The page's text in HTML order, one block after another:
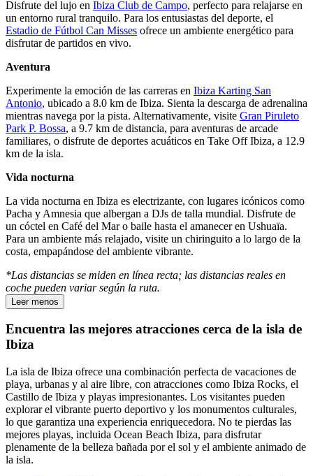
Disfrute del lujo en Ibiza Club de Campo, perfecto para relajarse en
un entorno rural tranquilo. Para los entusiastas del deporte, el
Estadio de Fútbol Can Misses ofrece un ambiente energético para
disfrutar de partidos en vivo.
Aventura
Experimente la emoción de las carreras en Ibiza Karting San
Antonio, ubicado a 8.0 km de Ibiza. Sienta la descarga de adrenalina
mientras navega por la pista. Alternativamente, visite Gran Piruleto
Park P. Bossa, a 9.7 km de distancia, para aventuras de arcade
familiares, o disfrute de deportes acuáticos en Take Off Ibiza, a 12.9
km de la isla.
Vida nocturna
La vida nocturna en Ibiza es electrizante, con lugares icónicos como
Pacha y Amnesia que albergan a DJs de talla mundial. Disfrute de
un cóctel en Café del Mar o baile hasta el amanecer en Ushuaïa.
Para un ambiente más relajado, visite un chiringuito a lo largo de la
costa, empapándose del ambiente vibrante.
*Las distancias se miden en línea recta; las distancias reales en
coche pueden variar según la ruta.
Leer menos
Encuentra las mejores atracciones cerca de la isla de
Ibiza
La isla de Ibiza ofrece una combinación perfecta de vacaciones de
playa, urbanas y al aire libre, con atracciones como Ibiza Rocks, el
Castillo de Ibiza y playas impresionantes. Los visitantes pueden
explorar el vibrante puerto deportivo y los monumentos culturales,
lo que garantiza una experiencia enriquecedora. No te pierdas las
mejores playas, incluida Ocean Beach Ibiza, para disfrutar
plenamente de la belleza bañada por el sol y el ambiente animado de
la isla.